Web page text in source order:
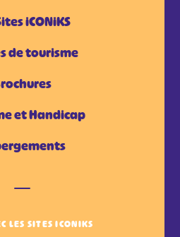
iCONiKS
de tourisme
et Handicap
LES SITES ICONIKS